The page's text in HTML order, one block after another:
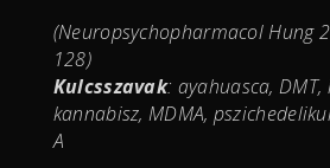
(Neuropsychopharmacol Hung
128)
Kulcsszavak: ayahuasca, DMT,
kannabisz, MDMA,
A